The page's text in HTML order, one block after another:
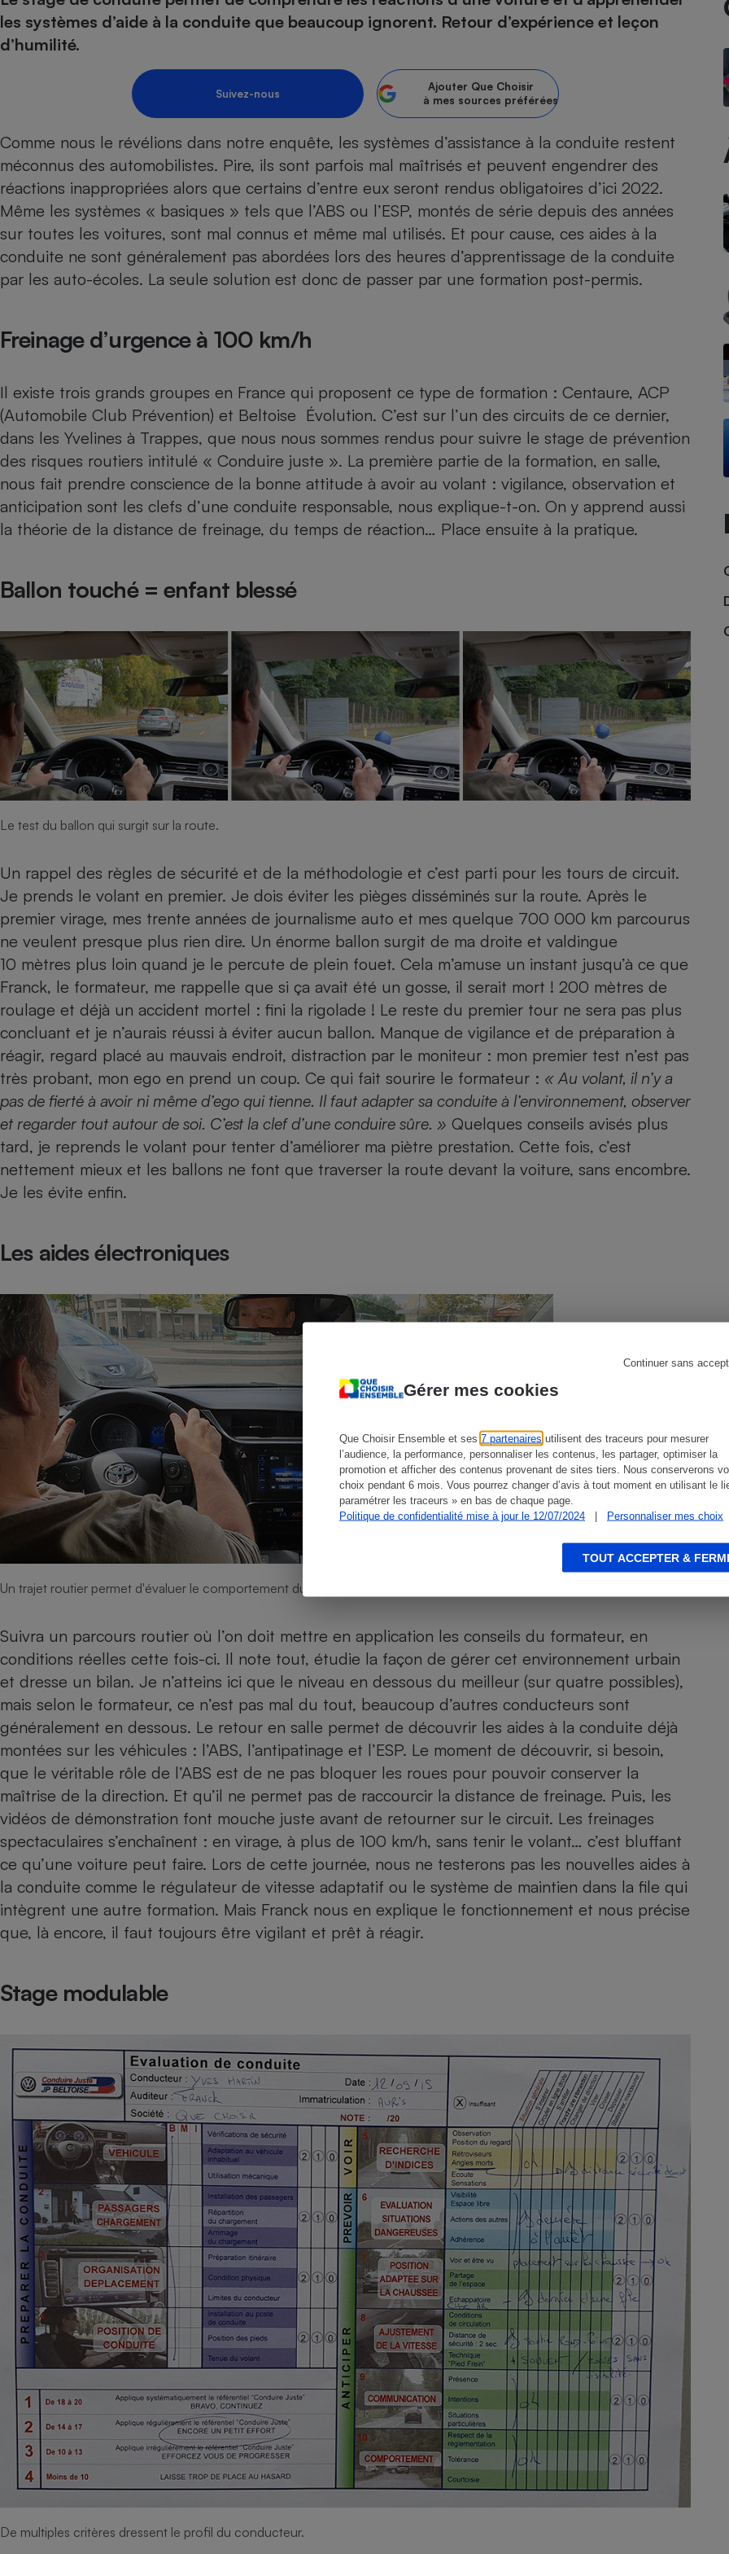
Gérer mes cookies
Que Choisir Ensemble et ses 7 partenaires utilisent des traceurs pour mesurer
l’audience, la performance, personnaliser les contenus, les partager, optimiser la
promotion et afficher des contenus provenant de sites tiers. Nous conserverons
choix pendant 6 mois. Vous pourrez changer d’avis à tout moment en utilisant le
paramétrer les traceurs » en bas de chaque page.
Politique de confidentialité mise à jour le 12/07/2024
| Personnaliser mes choix
Continuer sans
TOUT ACCEPTER &
les systèmes d’aide à la conduite que beaucoup ignorent. Retour d’expérience et leçon
d’humilité.
Suivez-nous
Ajouter Que Choisir
à mes sources préférées
Comme nous le révélions dans notre enquête, les systèmes d’assistance à la conduite restent
méconnus des automobilistes. Pire, ils sont parfois mal maîtrisés et peuvent engendrer des
réactions inappropriées alors que certains d’entre eux seront rendus obligatoires d’ici 2022.
Même les systèmes « basiques » tels que l’ABS ou l’ESP, montés de série depuis des années
sur toutes les voitures, sont mal connus et même mal utilisés. Et pour cause, ces aides à la
conduite ne sont généralement pas abordées lors des heures d’apprentissage de la conduite
par les auto-écoles. La seule solution est donc de passer par une formation post-permis.
Freinage d’urgence à 100 km/h
Il existe trois grands groupes en France qui proposent ce type de formation : Centaure, ACP
(Automobile Club Prévention) et Beltoise Évolution. C’est sur l’un des circuits de ce dernier,
dans les Yvelines à Trappes, que nous nous sommes rendus pour suivre le stage de prévention
des risques routiers intitulé « Conduire juste ». La première partie de la formation, en salle,
nous fait prendre conscience de la bonne attitude à avoir au volant : vigilance, observation et
anticipation sont les clefs d’une conduite responsable, nous explique-t-on. On y apprend aussi
la théorie de la distance de freinage, du temps de réaction… Place ensuite à la pratique.
Ballon touché = enfant blessé
Le test du ballon qui surgit sur la route.
Un rappel des règles de sécurité et de la méthodologie et c’est parti pour les tours de circuit.
Je prends le volant en premier. Je dois éviter les pièges disséminés sur la route. Après le
premier virage, mes trente années de journalisme auto et mes quelque 700 000 km parcourus
ne veulent presque plus rien dire. Un énorme ballon surgit de ma droite et valdingue
10 mètres plus loin quand je le percute de plein fouet. Cela m’amuse un instant jusqu’à ce que
Franck, le formateur, me rappelle que si ça avait été un gosse, il serait mort ! 200 mètres de
roulage et déjà un accident mortel : fini la rigolade ! Le reste du premier tour ne sera pas plus
concluant et je n’aurais réussi à éviter aucun ballon. Manque de vigilance et de préparation à
réagir, regard placé au mauvais endroit, distraction par le moniteur : mon premier test n’est pas
très probant, mon ego en prend un coup. Ce qui fait sourire le formateur : « Au volant, il n’y a
pas de fierté à avoir ni même d’ego qui tienne. Il faut adapter sa conduite à l’environnement, observer
et regarder tout autour de soi. C’est la clef d’une conduire sûre. » Quelques conseils avisés plus
tard, je reprends le volant pour tenter d’améliorer ma piètre prestation. Cette fois, c’est
nettement mieux et les ballons ne font que traverser la route devant la voiture, sans encombre.
Je les évite enfin.
Les aides électroniques
Un trajet routier permet d'évaluer le comportement du conducteur en conditions réelles.
Suivra un parcours routier où l’on doit mettre en application les conseils du formateur, en
conditions réelles cette fois-ci. Il note tout, étudie la façon de gérer cet environnement urbain
et dresse un bilan. Je n’atteins ici que le niveau en dessous du meilleur (sur quatre possibles),
mais selon le formateur, ce n’est pas mal du tout, beaucoup d’autres conducteurs sont
généralement en dessous. Le retour en salle permet de découvrir les aides à la conduite déjà
montées sur les véhicules : l’ABS, l’antipatinage et l’ESP. Le moment de découvrir, si besoin,
que le véritable rôle de l’ABS est de ne pas bloquer les roues pour pouvoir conserver la
maîtrise de la direction. Et qu’il ne permet pas de raccourcir la distance de freinage. Puis, les
vidéos de démonstration font mouche juste avant de retourner sur le circuit. Les freinages
spectaculaires s’enchaînent : en virage, à plus de 100 km/h, sans tenir le volant… c’est bluffant
ce qu’une voiture peut faire. Lors de cette journée, nous ne testerons pas les nouvelles aides à
la conduite comme le régulateur de vitesse adaptatif ou le système de maintien dans la file qui
intègrent une autre formation. Mais Franck nous en explique le fonctionnement et nous précise
que, là encore, il faut toujours être vigilant et prêt à réagir.
Stage modulable
De multiples critères dressent le profil du conducteur.
Nutrition
Produit alimentaire
Supermarché - Drive
Circuits courts et
alimentation locale
Complément
alimentaire
Foie gras
Banque - Crédit
Assurance emprunteur Assurance vie
Assurance auto
Carburant
Contrôle technique - Réparation
Pièce détachée
Moto
Supermarché - Drive
Comparatif sèche-linge
Comparatif réfrigérateur-congélateur
Comparatif plaque à induction
Comparatif hotte aspirante
Comparatif climatiseur mobile
Comparatif aspirateur balai
Comparatif aspirateur traîneau
Comparatif centrale vapeur
Gros électroménager
Petit électroménager - Ustensile
Lave-vaisselle
Climatiseur -
Ventilateur
Aspirateur
Cafetière à expressos Réfrigérateur
Robot ménager
Électricité - Gaz
Panneaux
photovoltaïques
Comparatif smartphone
Comparatif casque audio
Comparatif barre de son
Comparatif imprimante multifonction
Comparatif ordinateur portable
Comparatif ultrabook
Comparatif tablette tactile
Image et son
Internet
Téléphonie
Téléphone mobile -
Smartphone
Appareil photo
numérique
Antivirus
Comparatif nettoyeur haute
Comparatif tondeuse robot
Comparatif poêle à granulés
Comparatif radiateur électrique
Aménagement
Bricolage - Jardinage
Produit d'entretien
Radiateur électrique Électricité - Gaz
Climatiseur -
Ventilateur
Lessive
Comparateur mutuelle
Comparateur des devis d’opticiens
Hygiène - Beauté
Maladie - Médecine - Médicament
Système de santé - Complémentaire santé
Mutuelle Aide auditive
Crème solaire
Maison de retraite
Puériculture - Produit
Choisir son pellet
Comparateur assurance emprunteur
Energie Moins Chère Ensemble
Tous les comparateurs
Toutes les cartes interactives
connexion Internet
nous ?